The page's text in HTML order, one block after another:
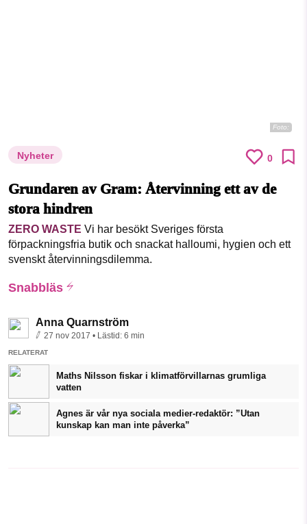
Foto:
Nyheter 0
Grundaren av Gram: Återvinning ett av de
stora hindren
ZERO WASTE Vi har besökt Sveriges första
förpackningsfria butik och snackat halloumi, hygien och ett
svenskt återvinningsdilemma.
Snabbläs
Anna Quarnström
27 nov 2017 • Lästid: 6 min
RELATERAT
Maths Nilsson fiskar i klimatförvillarnas grumliga
vatten
Agnes är vår nya sociala medier-redaktör: ”Utan
kunskap kan man inte påverka”